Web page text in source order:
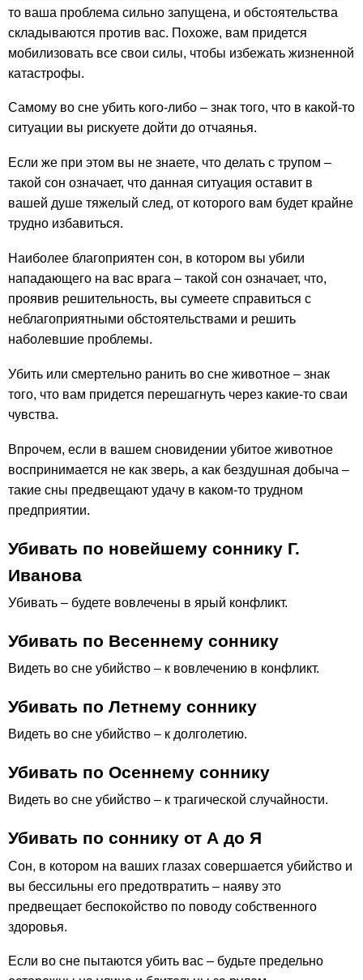
то ваша проблема сильно запущена, и обстоятельства
складываются против вас. Похоже, вам придется
мобилизовать все свои силы, чтобы избежать жизненной
катастрофы.
Самому во сне убить кого-либо – знак того, что в какой-то
ситуации вы рискуете дойти до отчаянья.
Если же при этом вы не знаете, что делать с трупом –
такой сон означает, что данная ситуация оставит в
вашей душе тяжелый след, от которого вам будет крайне
трудно избавиться.
Наиболее благоприятен сон, в котором вы убили
нападающего на вас врага – такой сон означает, что,
проявив решительность, вы сумеете справиться с
неблагоприятными обстоятельствами и решить
наболевшие проблемы.
Убить или смертельно ранить во сне животное – знак
того, что вам придется перешагнуть через какие-то сваи
чувства.
Впрочем, если в вашем сновидении убитое животное
воспринимается не как зверь, а как бездушная добыча –
такие сны предвещают удачу в каком-то трудном
предприятии.
Убивать по новейшему соннику Г.
Иванова
Убивать – будете вовлечены в ярый конфликт.
Убивать по Весеннему соннику
Видеть во сне убийство – к вовлечению в конфликт.
Убивать по Летнему соннику
Видеть во сне убийство – к долголетию.
Убивать по Осеннему соннику
Видеть во сне убийство – к трагической случайности.
Убивать по соннику от А до Я
Сон, в котором на ваших глазах совершается убийство и
вы бессильны его предотвратить – наяву это
предвещает беспокойство по поводу собственного
здоровья.
Если во сне пытаются убить вас – будьте предельно